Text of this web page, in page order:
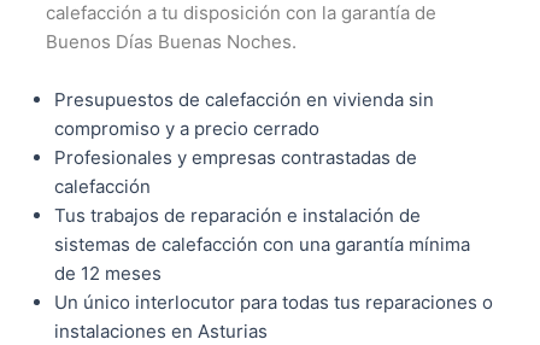
calefacción a tu disposición con la garantía de
Buenos Días Buenas Noches.
Presupuestos de calefacción en vivienda sin
compromiso y a precio cerrado
Profesionales y empresas contrastadas de
calefacción
Tus trabajos de reparación e instalación de
sistemas de calefacción con una garantía mínima
de 12 meses
Un único interlocutor para todas tus reparaciones o
instalaciones en Asturias